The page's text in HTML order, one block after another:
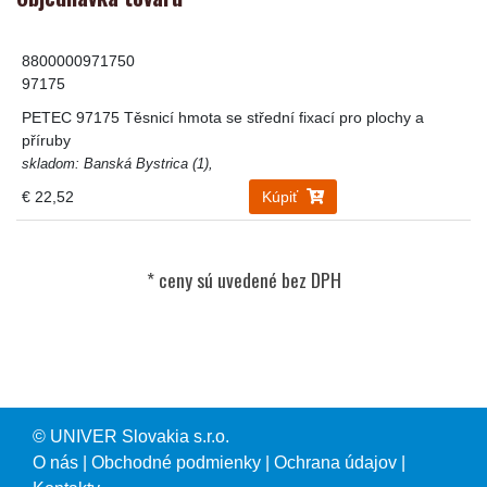
8800000971750
97175
PETEC 97175 Těsnicí hmota se střední fixací pro plochy a
příruby
skladom: Banská Bystrica (1),
€ 22,52 Kúpiť
© UNIVER Slovakia s.r.o.
O nás
Obchodné podmienky Ochrana údajov